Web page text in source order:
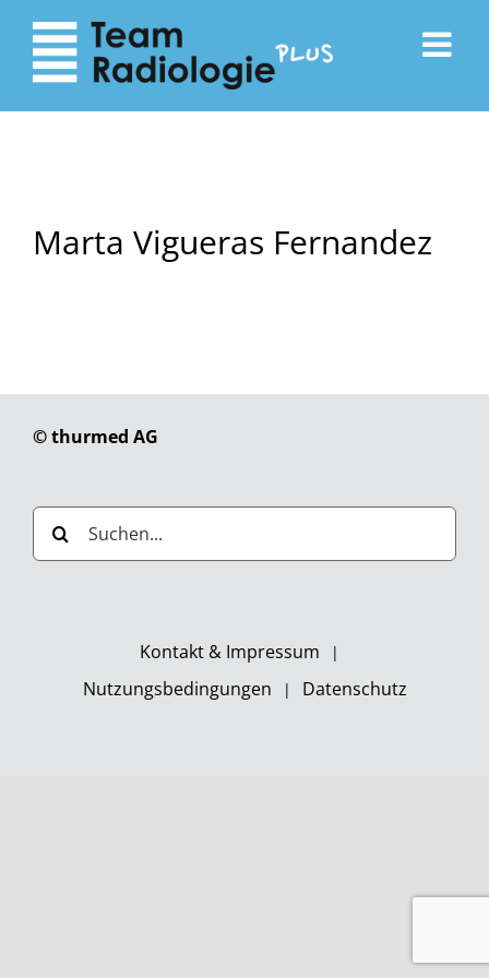
zum
Inhalt
Navigation
Marta Vigueras Fernandez
© thurmed AG
Suche
nach:
Kontakt & Impressum
Nutzungsbedingungen
Datenschutz